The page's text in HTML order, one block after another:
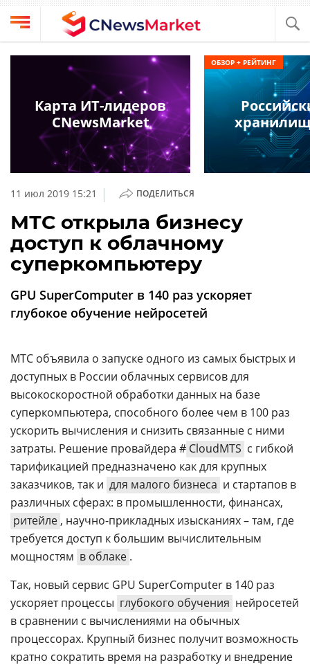
Выбрать
провайдера
Компании
обзоры
кабинет
О
проекте
Аналитика
ТВ
Об
издании
Реклама
Контакты
Max
Telegram
Дзен
VK
Rutube
CNews
Конференции
Техника
11 июл 2019 15:21 | ПОДЕЛИТЬСЯ
МТС открыла бизнесу
доступ к облачному
суперкомпьютеру
GPU SuperComputer в 140 раз ускоряет
глубокое обучение нейросетей
МТС объявила о запуске одного из самых быстрых и
доступных в России облачных сервисов для
высокоскоростной обработки данных на базе
суперкомпьютера, способного более чем в 100 раз
ускорить вычисления и снизить связанные с ними
затраты. Решение провайдера # CloudMTS с гибкой
тарификацией предназначено как для крупных
заказчиков, так и для малого бизнеса и стартапов в
различных сферах: в промышленности, финансах,
ритейле , научно-прикладных изысканиях – там, где
требуется доступ к большим вычислительным
мощностям в облаке .
Так, новый сервис GPU SuperComputer в 140 раз
ускоряет процессы глубокого обучения нейросетей
в сравнении с вычислениями на обычных
процессорах. Крупный бизнес получит возможность
кратно сократить время на разработку и внедрение
Карта ИТ-лидеров
CNewsMarket
ОБЗОР + РЕЙТИНГ